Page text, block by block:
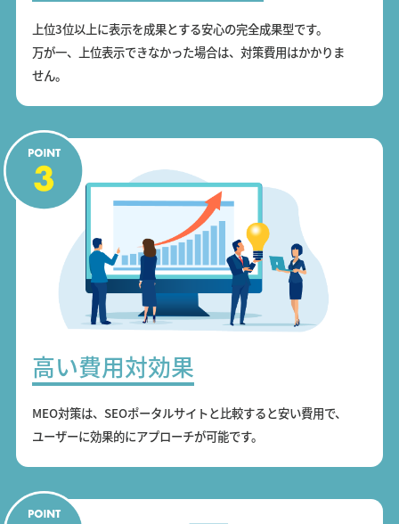
上位3位以上に表示を成果とする安心の完全成果型です。
万が一、上位表示できなかった場合は、対策費用はかかりま
せん。
高い費用対効果
MEO対策は、SEOポータルサイトと比較すると安い費用で、
ユーザーに効果的にアプローチが可能です。